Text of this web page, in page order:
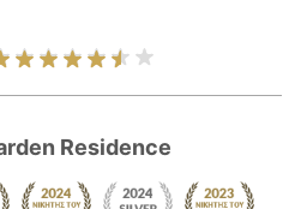
Residence